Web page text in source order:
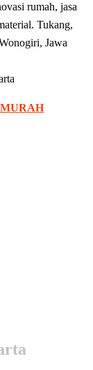
rumah, jasa
Tukang,
Jawa